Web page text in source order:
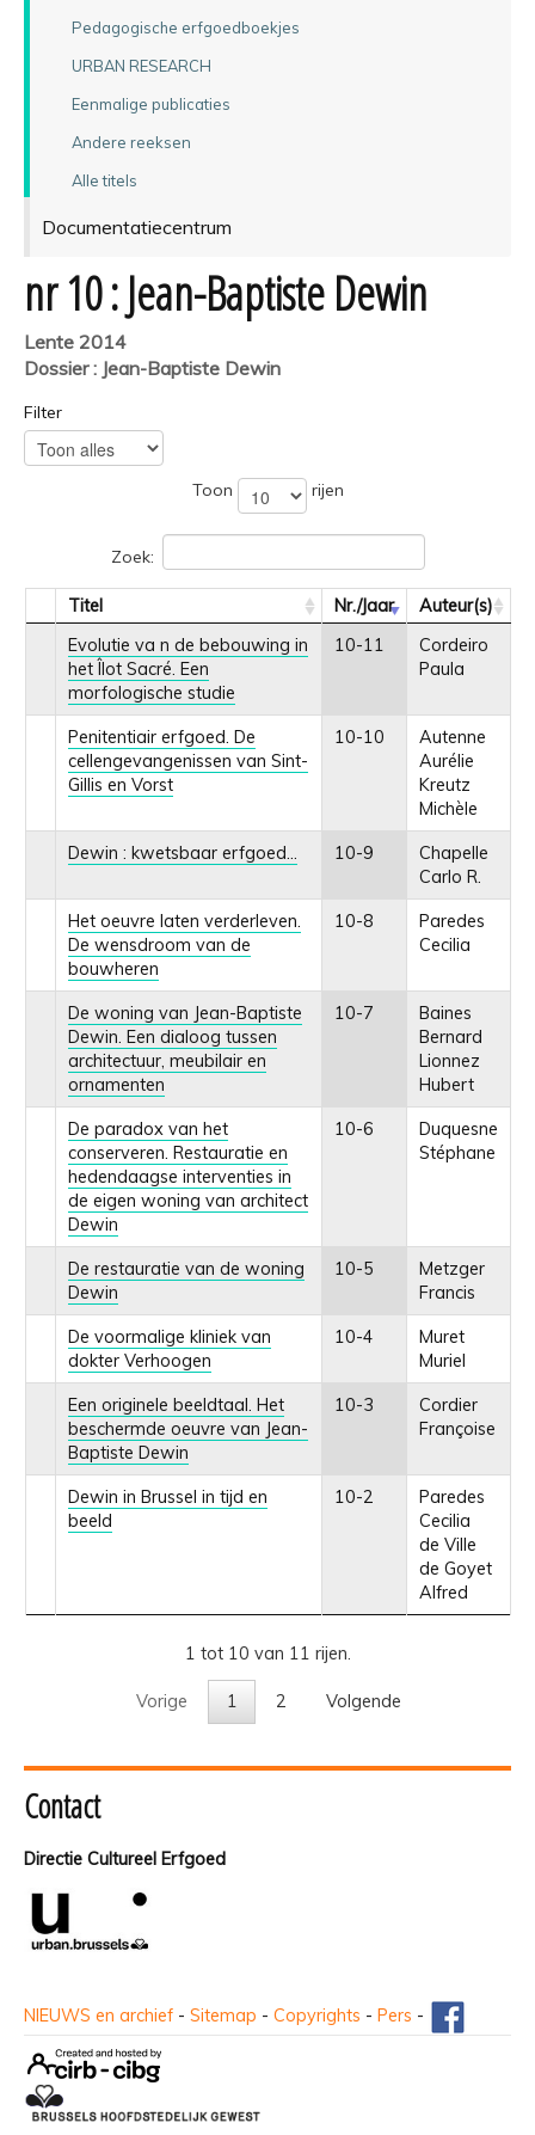
Pedagogische erfgoedboekjes
URBAN RESEARCH
Eenmalige publicaties
Andere reeksen
Alle titels
Documentatiecentrum
nr 10 : Jean-Baptiste Dewin
Lente 2014
Dossier : Jean-Baptiste Dewin
Filter
Toon rijen
Zoek:
Titel Nr./Jaar
Auteur(s)
Evolutie va n de bebouwing in
het Îlot Sacré. Een
morfologische studie
10-11
Cordeiro
Paula
Penitentiair erfgoed. De
cellengevangenissen van Sint-
Gillis en Vorst
10-10
Autenne
Aurélie
Kreutz
Michèle
Dewin : kwetsbaar erfgoed… 10-9
Chapelle
Carlo R.
Het oeuvre laten verderleven.
De wensdroom van de
bouwheren
10-8
Paredes
Cecilia
De woning van Jean-Baptiste
Dewin. Een dialoog tussen
architectuur, meubilair en
ornamenten
10-7
Baines
Bernard
Lionnez
Hubert
De paradox van het
conserveren. Restauratie en
hedendaagse interventies in
de eigen woning van architect
Dewin
10-6
Duquesne
Stéphane
De restauratie van de woning
Dewin
10-5
Metzger
Francis
De voormalige kliniek van
dokter Verhoogen
10-4
Muret
Muriel
Een originele beeldtaal. Het
beschermde oeuvre van Jean-
Baptiste Dewin
10-3
Cordier
Françoise
Dewin in Brussel in tijd en
beeld
10-2
Paredes
Cecilia
de Ville
de Goyet
Alfred
1 tot 10 van 11 rijen.
Vorige 1 2 Volgende
Contact
Directie Cultureel Erfgoed
NIEUWS en archief - Sitemap - Copyrights - Pers -